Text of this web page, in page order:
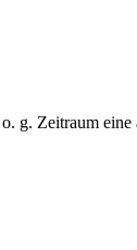
g. Zeitraum